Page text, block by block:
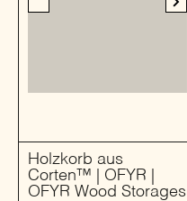
Holzkorb aus
Corten™ | OFYR |
OFYR Wood Storages